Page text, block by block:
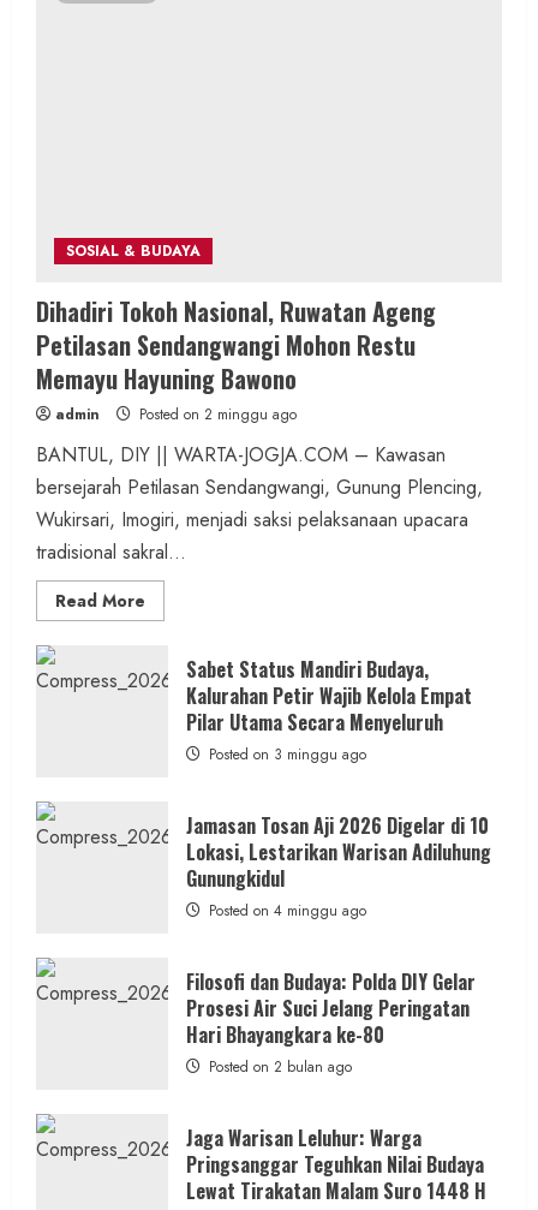
SOSIAL & BUDAYA
Dihadiri Tokoh Nasional, Ruwatan Ageng
Petilasan Sendangwangi Mohon Restu
Memayu Hayuning Bawono
admin Posted on 2 minggu ago
BANTUL, DIY || WARTA-JOGJA.COM – Kawasan
bersejarah Petilasan Sendangwangi, Gunung Plencing,
Wukirsari, Imogiri, menjadi saksi pelaksanaan upacara
tradisional sakral...
Read More
more
Tokoh
Nasional,
Ruwatan
Ageng
Petilasan
Sendangwangi
Mohon
Hayuning
Bawono
Sabet Status Mandiri Budaya,
Kalurahan Petir Wajib Kelola Empat
Pilar Utama Secara Menyeluruh
Posted on 3 minggu ago
Jamasan Tosan Aji 2026 Digelar di 10
Lokasi, Lestarikan Warisan Adiluhung
Gunungkidul
Posted on 4 minggu ago
Filosofi dan Budaya: Polda DIY Gelar
Prosesi Air Suci Jelang Peringatan
Hari Bhayangkara ke-80
Posted on 2 bulan ago
Jaga Warisan Leluhur: Warga
Pringsanggar Teguhkan Nilai Budaya
Lewat Tirakatan Malam Suro 1448 H